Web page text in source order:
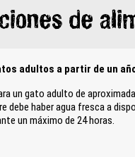
de
adultos a partir de un
un gato adulto de
debe haber agua fresca a
un máximo de 24 horas.